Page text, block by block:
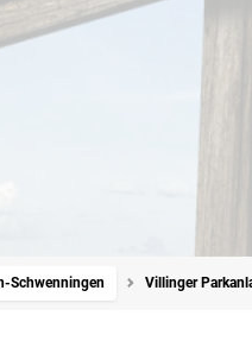
Schwenningen Villinger